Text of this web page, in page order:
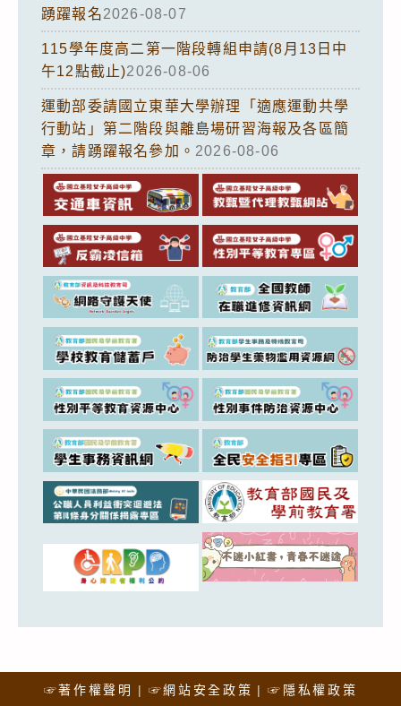
踴躍報名2026-08-07
115學年度高二第一階段轉組申請(8月13日中
午12點截止)2026-08-06
運動部委請國立東華大學辦理「適應運動共學
行動站」第二階段與離島場研習海報及各區簡
章，請踴躍報名參加。 2026-08-06
☞著作權聲明 ☞網站安全政策 ☞隱私權政策